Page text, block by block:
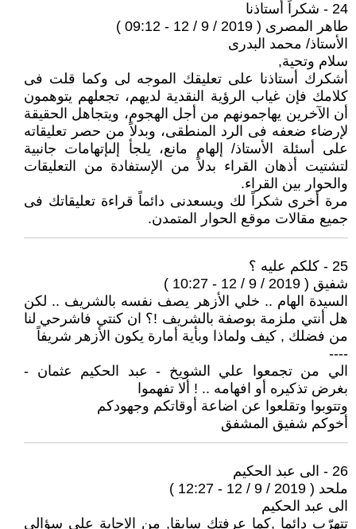
24 - شكراً أستاذنا
طاهر المصرى ( 2019 / 9 / 12 - 09:12 )
الأستاذ/ محمد البدرى
سلام وتحية,
أشكرك أستاذنا على تعليقك الموجه لى وكما قلت فى
كلامك فإن غياب الرؤية النقدية لديهم، تجعلهم يتوهمون
أن الآخرين يهاجمونهم من أجل الهجوم، ويتجاهل الحقيقة
لإرضاء ضعفه فى الرد المنطقى، وبدلاً من حصر تعليقاته
على أسئلة الأستاذ/ إلهام مانع، يلجأ إلىإتهامات جانبية
لتشتيت أذهان القراء بدلاً من الإستفادة من التعليقات
والحوار بين القراء.
مرة أخرى شكراً لك ويسعدنى دائماً قراءة تعليقاتك فى
جميع مقالات موقع الحوار المتمدن.
25 - كلكم عليه ؟
شفيق ( 2019 / 9 / 12 - 10:27 )
السيدة الهام .. خلي الأزهر يصف نفسه بالشريف .. لكن
هل أنتي ملزمة بوصفة بالشريف !؟ ان كنتي فاشرحي لنا
من فضلك , كيف ولماذا وبأية أمارة يكون الأزهر شريفاً
----
الي من تجمعوا علي الشويخ - عبد الحكيم عثمان -
بغرض تذكيره أو افهامه .. ! ألا تفهموا
وتتوبوا وتقلعوا عن اضاعة أوقاتكم وجهودكم
أخوكم شفيق المشفق
26 - الى عبد الحكيم
ملحد ( 2019 / 9 / 12 - 12:27 )
الى عبد الحكيم
تتهرّب دائما ,كما عرفتك سابقا, من الاجابة على سؤالي